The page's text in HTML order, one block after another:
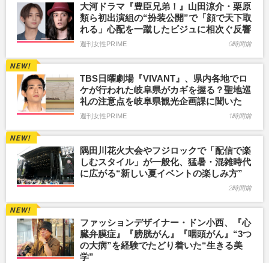
大河ドラマ『豊臣兄弟！』山田涼介・栗原
類ら初出演組の“扮装公開”で「顔で天下取
れる」心配を一蹴したビジュに相次ぐ反響
週刊女性PRIME 0時間前
TBS日曜劇場『VIVANT』、県内各地でロ
ケが行われた岐阜県がカギを握る？聖地巡
礼の注意点を岐阜県観光企画課に聞いた
週刊女性PRIME 1時間前
隅田川花火大会やフジロックで「配信で楽
しむスタイル」が一般化、猛暑・混雑時代
に広がる“新しい夏イベントの楽しみ方”
2時間前
ファッションデザイナー・ドン小西、『心
臓弁膜症』『膀胱がん』『咽頭がん』“3つ
の大病”を経験でたどり着いた“生きる美
学”